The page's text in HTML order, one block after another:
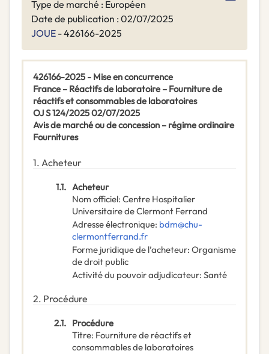
Type de marché : Européen
Date de publication : 02/07/2025
JOUE - 426166-2025
426166-2025 - Mise en concurrence
France – Réactifs de laboratoire – Fourniture de
réactifs et consommables de laboratoires
OJ S 124/2025 02/07/2025
Avis de marché ou de concession – régime ordinaire
Fournitures
1. Acheteur
1.1. Acheteur
Nom officiel: Centre Hospitalier
Universitaire de Clermont Ferrand
Adresse électronique: bdm@chu-
clermontferrand.fr
Forme juridique de l’acheteur: Organisme
de droit public
Activité du pouvoir adjudicateur: Santé
2. Procédure
2.1. Procédure
Titre: Fourniture de réactifs et
consommables de laboratoires